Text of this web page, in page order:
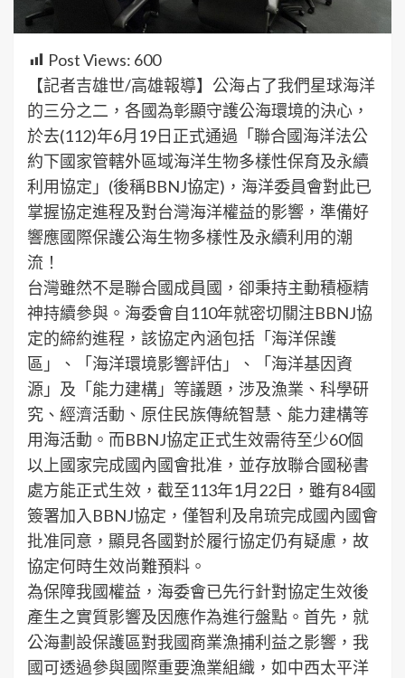
Post Views: 600
【記者吉雄世/高雄報導】公海占了我們星球海洋
的三分之二，各國為彰顯守護公海環境的決心，
於去(112)年6月19日正式通過「聯合國海洋法公
約下國家管轄外區域海洋生物多樣性保育及永續
利用協定」(後稱BBNJ協定)，海洋委員會對此已
掌握協定進程及對台灣海洋權益的影響，準備好
響應國際保護公海生物多樣性及永續利用的潮
流！
台灣雖然不是聯合國成員國，卻秉持主動積極精
神持續參與。海委會自110年就密切關注BBNJ協
定的締約進程，該協定內涵包括「海洋保護
區」、「海洋環境影響評估」、「海洋基因資
源」及「能力建構」等議題，涉及漁業、科學研
究、經濟活動、原住民族傳統智慧、能力建構等
用海活動。而BBNJ協定正式生效需待至少60個
以上國家完成國內國會批准，並存放聯合國秘書
處方能正式生效，截至113年1月22日，雖有84國
簽署加入BBNJ協定，僅智利及帛琉完成國內國會
批准同意，顯見各國對於履行協定仍有疑慮，故
協定何時生效尚難預料。
為保障我國權益，海委會已先行針對協定生效後
產生之實質影響及因應作為進行盤點。首先，就
公海劃設保護區對我國商業漁捕利益之影響，我
國可透過參與國際重要漁業組織，如中西太平洋